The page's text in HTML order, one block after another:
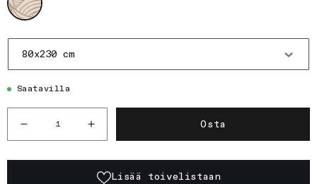
koko
Saatavilla
Vähennä
tuotteen
Aallokko-
käytävämatto
Lisää
tuotteen
Aallokko-
käytävämatto
Osta
Lisää toivelistaan